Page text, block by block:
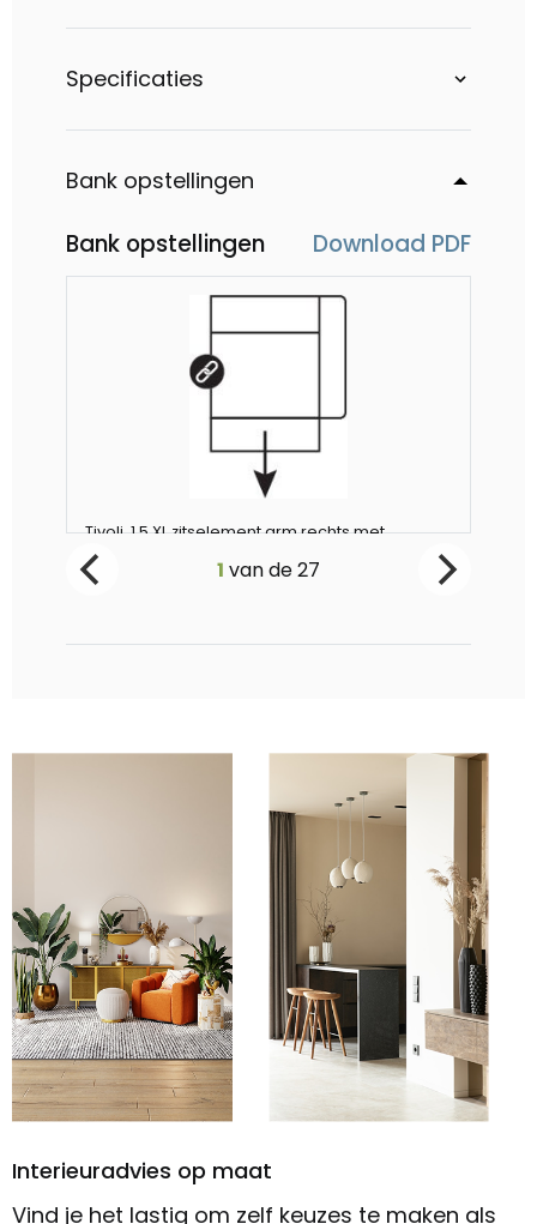
Specificaties
Bank opstellingen
Bank opstellingen Download PDF
Tivoli, 1,5 XL zitselement arm rechts met
relaxfunctie (1x 2 motoren)
Vanaf €1099
- 0 +
1 van de27
Interieuradvies op maat
Vind je het lastig om zelf keuzes te maken als